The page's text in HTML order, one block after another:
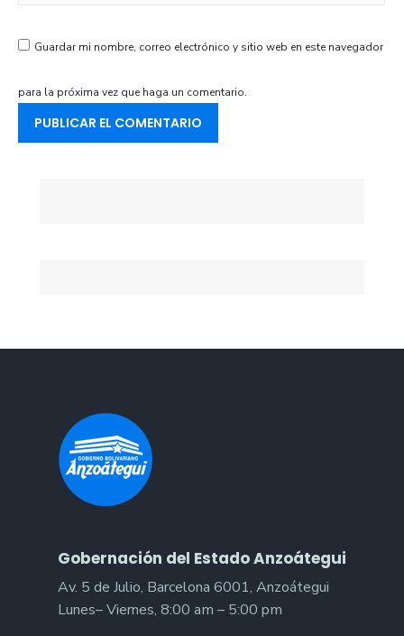
Guardar mi nombre, correo electrónico y sitio web en este navegador
para la próxima vez que haga un comentario.
Gobernación del Estado Anzoátegui
Av. 5 de Julio, Barcelona 6001, Anzoátegui
Lunes– Viernes, 8:00 am – 5:00 pm